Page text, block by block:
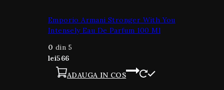
Emporio Armani Stronger With You
Intensely Eau De Parfum 100 Ml
0 din 5
lei566
ADAUGA IN COS